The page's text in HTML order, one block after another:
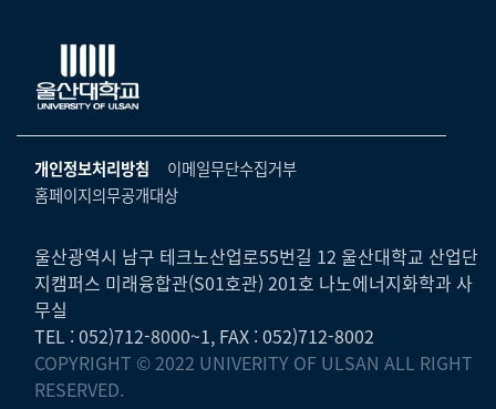
▷프랑스어·프랑스학과
▷스페인·중남미학과
▷철학·상담학과
■사회과학대학
▷사회과학부
ㆍ경제학전공
ㆍ행정학전공
ㆍ국제관계학전공
국제교류처
기초과학연구소
물리BK 미래혁신응집물질물리인재교육연구단
미래기술혁신융합형인재양성센터
반구대암각화유적보존연구소
보육교사교육원
산학연협력선도대학육성사업(LINC3.0)사업단
노동조합
생명윤리위원회
온라인 기술거래 플랫폼
울산대신문
울산대학교병원
캠퍼스안전관리
UCLASS
개인정보처리방침
이메일무단수집거부
홈페이지의무공개대상
울산광역시 남구 테크노산업로55번길 12 울산대학교 산업단
지캠퍼스 미래융합관(S01호관) 201호 나노에너지화학과 사
무실
TEL : 052)712-8000~1, FAX : 052)712-8002
COPYRIGHT © 2022 UNIVERITY OF ULSAN ALL RIGHT
RESERVED.